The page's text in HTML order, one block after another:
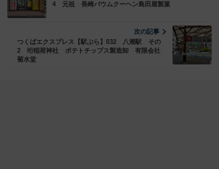
4 元祖 長崎バウムクーヘン島田屋製菓
次の記事
つくばエクスプレス【駅ぶら】032 八潮駅 その
2 垳稲荷神社 ポテトチップス製造卸 有限会社
菊水堂